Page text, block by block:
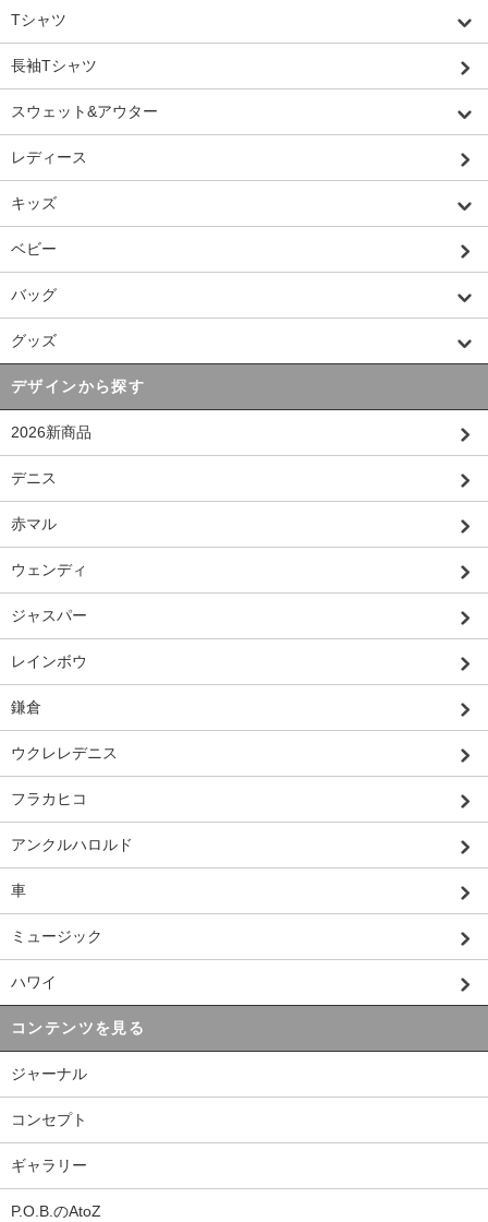
Tシャツ
長袖Tシャツ
スウェット&アウター
レディース
キッズ
ベビー
バッグ
グッズ
デザインから探す
2026新商品
デニス
赤マル
ウェンディ
ジャスパー
レインボウ
鎌倉
ウクレレデニス
フラカヒコ
アンクルハロルド
車
ミュージック
ハワイ
コンテンツを見る
ジャーナル
コンセプト
ギャラリー
P.O.B.のAtoZ